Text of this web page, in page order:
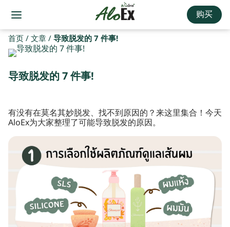
购买
首页/文章/导致脱发的 7 件事!
导致脱发的 7 件事!
有没有在莫名其妙脱发、找不到原因的？来这里集合！今天
AloEx为大家整理了可能导致脱发的原因。